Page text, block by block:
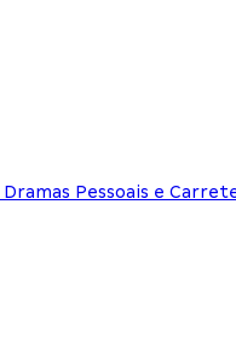
Pessoais e